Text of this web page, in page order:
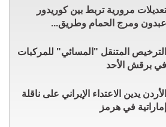
مرورية تربط بين كوريدور
عبدون ومرج الحمام وطريق...
الترخيص المتنقل "المسائي" للمركبات
في برقش الأحد
الأردن يدين الاعتداء الإيراني على ناقلة
إماراتية في هرمز